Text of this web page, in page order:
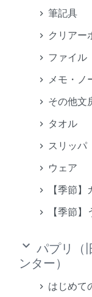
筆記具
クリアー
ファイル
メモ・ノ
その他文
タオル
スリッパ
ウェア
【季節
【季節
keyboard_arrow_down パプリ（
ンター）
はじめて